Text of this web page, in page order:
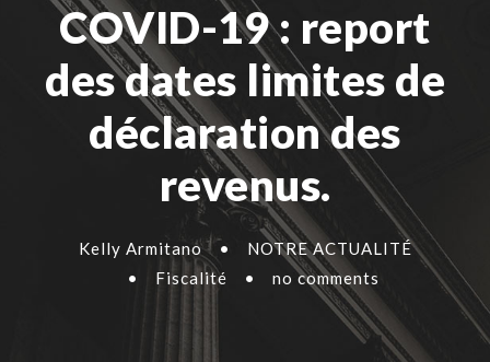
COVID-19 : report
des dates limites de
déclaration des
revenus.
Kelly Armitano •
NOTRE ACTUALITÉ
•
Fiscalité • no comments